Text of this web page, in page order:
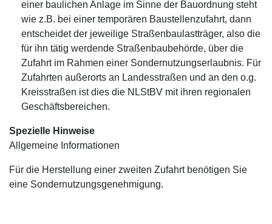
einer baulichen Anlage im Sinne der Bauordnung steht
wie z.B. bei einer temporären Baustellenzufahrt, dann
entscheidet der jeweilige Straßenbaulastträger, also die
für ihn tätig werdende Straßenbaubehörde, über die
Zufahrt im Rahmen einer Sondernutzungserlaubnis. Für
Zufahrten außerorts an Landesstraßen und an den o.g.
Kreisstraßen ist dies die NLStBV mit ihren regionalen
Geschäftsbereichen.
Spezielle Hinweise
Allgemeine Informationen
Für die Herstellung einer zweiten Zufahrt benötigen Sie
eine Sondernutzungsgenehmigung.